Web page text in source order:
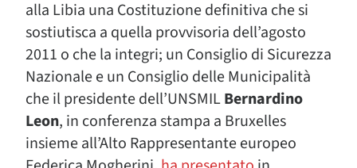
alla Libia una Costituzione definitiva che si
sostiutisca a quella provvisoria dell’agosto
2011 o che la integri; un Consiglio di Sicurezza
Nazionale e un Consiglio delle Municipalità
che il presidente dell’UNSMILBernardino
Leon, in conferenza stampa a Bruxelles
insieme all’Alto Rappresentante europeo